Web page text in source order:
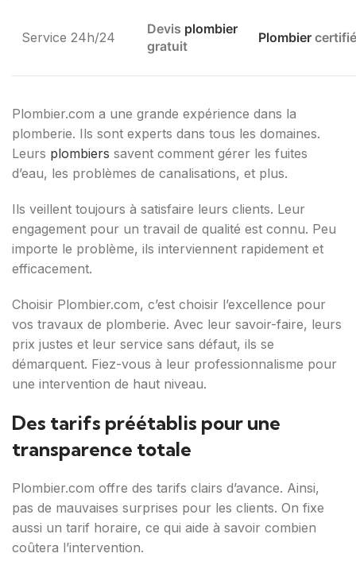
Service 24h/24
Devis plombier
gratuit
Plombier certifié
Plombier.com a une grande expérience dans la
plomberie. Ils sont experts dans tous les domaines.
Leurs plombiers savent comment gérer les fuites
d’eau, les problèmes de canalisations, et plus.
Ils veillent toujours à satisfaire leurs clients. Leur
engagement pour un travail de qualité est connu. Peu
importe le problème, ils interviennent rapidement et
efficacement.
Choisir Plombier.com, c’est choisir l’excellence pour
vos travaux de plomberie. Avec leur savoir-faire, leurs
prix justes et leur service sans défaut, ils se
démarquent. Fiez-vous à leur professionnalisme pour
une intervention de haut niveau.
Des tarifs préétablis pour une
transparence totale
Plombier.com offre des tarifs clairs d’avance. Ainsi,
pas de mauvaises surprises pour les clients. On fixe
aussi un tarif horaire, ce qui aide à savoir combien
coûtera l’intervention.